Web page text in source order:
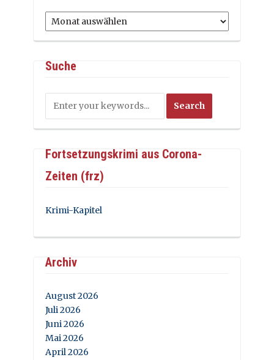
Archiv
Suche
Fortsetzungskrimi aus Corona-
Zeiten (frz)
Krimi-Kapitel
Archiv
August 2026
Juli 2026
Juni 2026
Mai 2026
April 2026